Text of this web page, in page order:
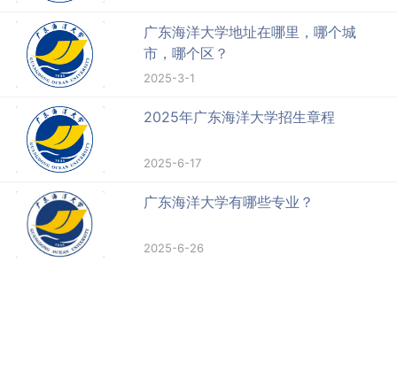
广东海洋大学地址在哪里，哪个城
市，哪个区？
2025-3-1
2025年广东海洋大学招生章程
2025-6-17
广东海洋大学有哪些专业？
2025-6-26